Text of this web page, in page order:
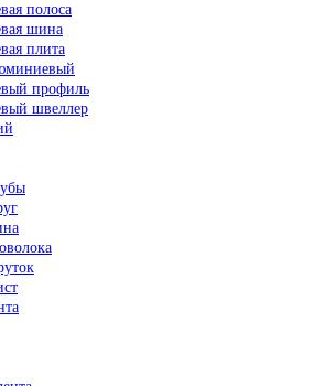
полоса
шина
плита
профиль
швеллер